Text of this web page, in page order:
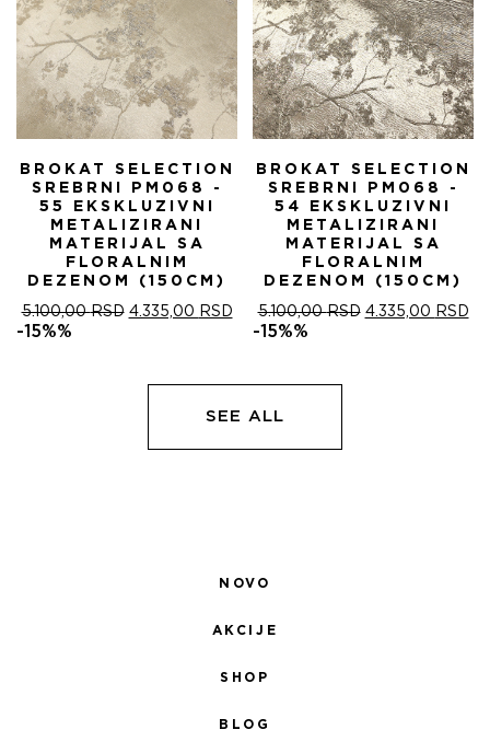
BROKAT SELECTION
SREBRNI PM068 -
55 EKSKLUZIVNI
METALIZIRANI
MATERIJAL SA
FLORALNIM
DEZENOM (150CM)
5.100,00RSD ОРИГИНАЛНА
5.100,00 RSD.
4.335,00 RSDТРЕНУТНА
ЦЕНА
-15%%
BROKAT SELECTION
SREBRNI PM068 -
54 EKSKLUZIVNI
METALIZIRANI
MATERIJAL SA
FLORALNIM
DEZENOM (150CM)
5.100,00RSD ОРИГИНАЛНА
4.335,00 RSD
-15%%
SEE ALL
NOVO
AKCIJE
SHOP
BLOG